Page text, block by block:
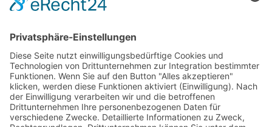
Jetzt teilen
Facebook Twitter
Pinterest WhatsApp Telegram
XING Email